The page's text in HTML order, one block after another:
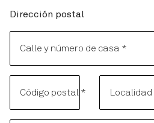
Dirección postal
Calle y número de casa *
Código postal * Localidad